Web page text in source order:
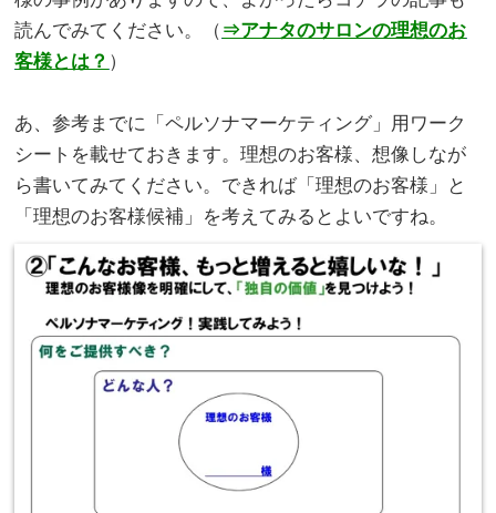
読んでみてください。（ ⇒アナタのサロンの理想のお
客様とは？ ）
あ、参考までに「ペルソナマーケティング」用ワーク
シートを載せておきます。理想のお客様、想像しなが
ら書いてみてください。できれば「理想のお客様」と
「理想のお客様候補」を考えてみるとよいですね。